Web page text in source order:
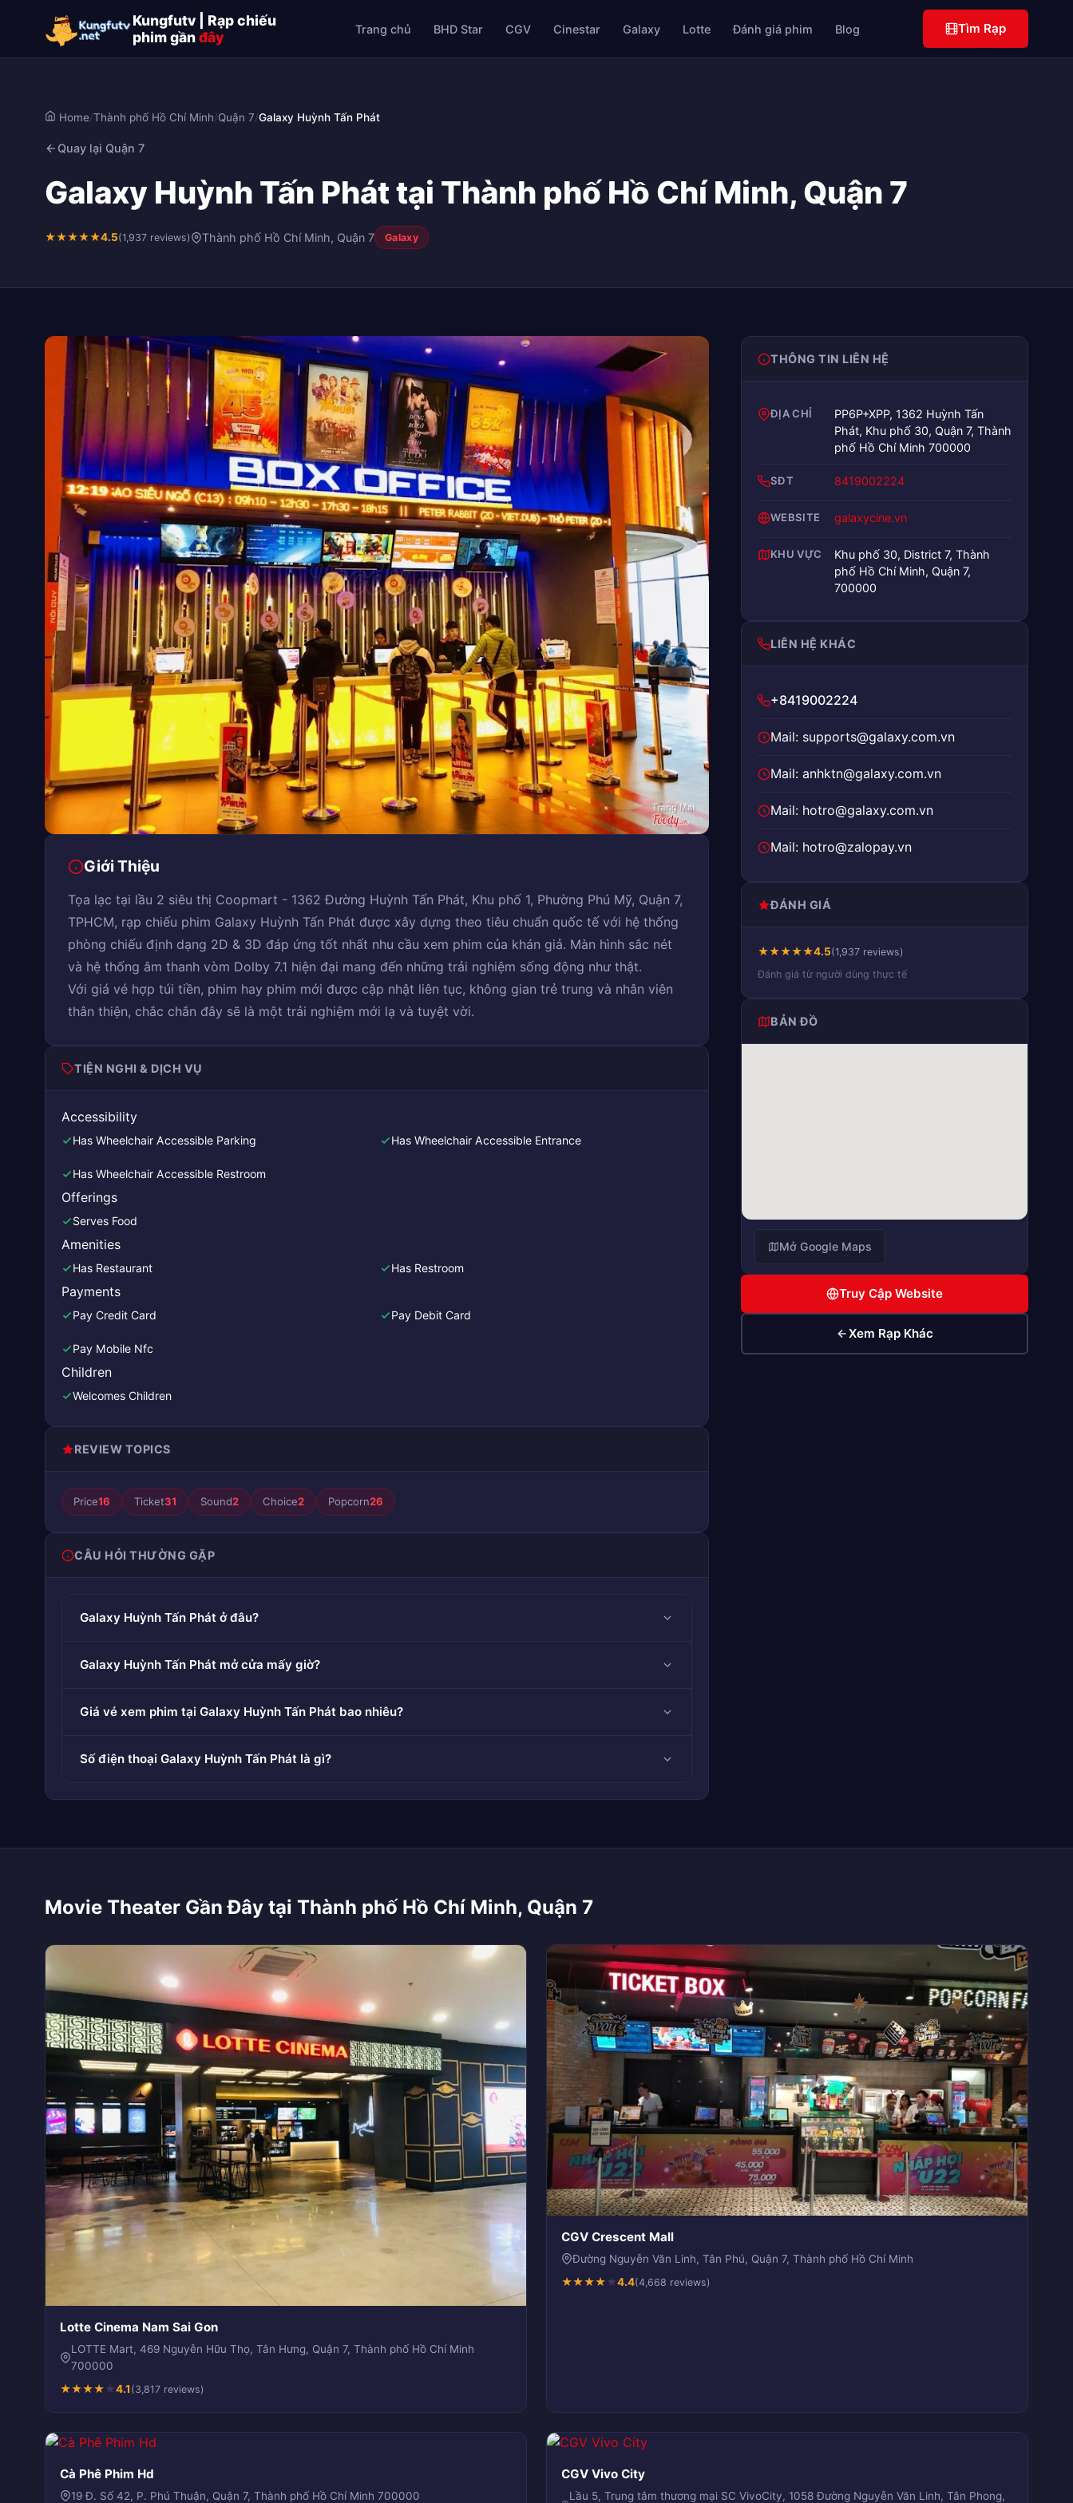
Kungfutv | Rạp chiếu
phim gầnđây Trang chủ BHD Star CGV Cinestar Galaxy Lotte Đánh giá phim Blog Tìm Rạp
Home/Thành phố Hồ Chí Minh/Quận 7/Galaxy Huỳnh Tấn Phát
Quay lại Quận 7
Galaxy Huỳnh Tấn Phát tại Thành phố Hồ Chí Minh, Quận 7
★★★★★4.5(1,937 reviews) Thành phố Hồ Chí Minh, Quận 7 Galaxy
Giới Thiệu
Tọa lạc tại lầu 2 siêu thị Coopmart - 1362 Đường Huỳnh Tấn Phát, Khu phố 1, Phường Phú Mỹ, Quận 7,
TPHCM, rạp chiếu phim Galaxy Huỳnh Tấn Phát được xây dựng theo tiêu chuẩn quốc tế với hệ thống
phòng chiếu định dạng 2D & 3D đáp ứng tốt nhất nhu cầu xem phim của khán giả. Màn hình sắc nét
và hệ thống âm thanh vòm Dolby 7.1 hiện đại mang đến những trải nghiệm sống động như thật.
Với giá vé hợp túi tiền, phim hay phim mới được cập nhật liên tục, không gian trẻ trung và nhân viên
thân thiện, chắc chắn đây sẽ là một trải nghiệm mới lạ và tuyệt vời.
TIỆN NGHI & DỊCH VỤ
Accessibility
Has Wheelchair Accessible Parking Has Wheelchair Accessible Entrance
Has Wheelchair Accessible Restroom
Offerings
Serves Food
Amenities
Has Restaurant Has Restroom
Payments
Pay Credit Card Pay Debit Card
Pay Mobile Nfc
Children
Welcomes Children
REVIEW TOPICS
Price16 Ticket31 Sound2 Choice2 Popcorn26
CÂU HỎI THƯỜNG GẶP
Galaxy Huỳnh Tấn Phát ở đâu?
Galaxy Huỳnh Tấn Phát mở cửa mấy giờ?
Giá vé xem phim tại Galaxy Huỳnh Tấn Phát bao nhiêu?
Số điện thoại Galaxy Huỳnh Tấn Phát là gì?
THÔNG TIN LIÊN HỆ
ĐỊA CHỈ
PP6P+XPP, 1362 Huỳnh Tấn
Phát, Khu phố 30, Quận 7, Thành
phố Hồ Chí Minh 700000
SĐT 8419002224
WEBSITE galaxycine.vn
KHU VỰC
Khu phố 30, District 7, Thành
phố Hồ Chí Minh, Quận 7,
700000
LIÊN HỆ KHÁC
+8419002224
Mail: supports@galaxy.com.vn
Mail: anhktn@galaxy.com.vn
Mail: hotro@galaxy.com.vn
Mail: hotro@zalopay.vn
ĐÁNH GIÁ
★★★★★4.5(1,937 reviews)
Đánh giá từ người dùng thực tế
BẢN ĐỒ
Mở Google Maps
Truy Cập Website
Xem Rạp Khác
Movie Theater Gần Đây tại Thành phố Hồ Chí Minh, Quận 7
Lotte Cinema Nam Sai Gon
LOTTE Mart, 469 Nguyễn Hữu Thọ, Tân Hưng, Quận 7, Thành phố Hồ Chí Minh
700000
★★★★★4.1 (3,817 reviews)
CGV Crescent Mall
Đường Nguyễn Văn Linh, Tân Phú, Quận 7, Thành phố Hồ Chí Minh
★★★★★4.4(4,668 reviews)
Cà Phê Phim Hd
19 Đ. Số 42, P. Phú Thuận, Quận 7, Thành phố Hồ Chí Minh 700000
CGV Vivo City
Lầu 5, Trung tâm thương mại SC VivoCity, 1058 Đường Nguyễn Văn Linh, Tân Phong,